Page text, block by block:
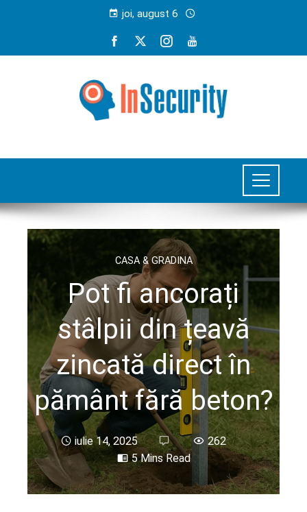
joi, august 6
CASA & GRADINA
Pot fi ancorați
stâlpii din țeavă
zincată direct în
pământ fără beton?
iulie 14, 2025
262
5 Mins Read